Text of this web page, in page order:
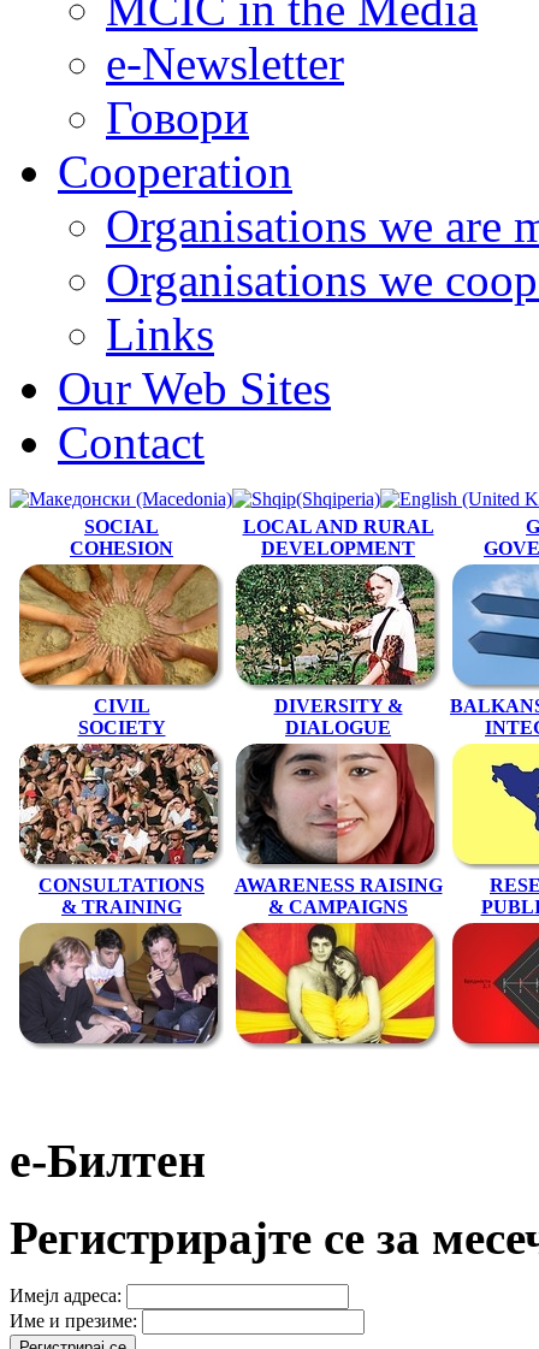
e-Newsletter
Говори
Cooperation
Organisations we are
Organisations we
Links
Our Web Sites
Contact
SOCIAL
COHESION
LOCAL AND RURAL
DEVELOPMENT
CIVIL
SOCIETY
DIVERSITY &
DIALOGUE
CONSULTATIONS
& TRAINING
AWARENESS RAISING
& CAMPAIGNS
е-Билтен
Регистрирајте се за
Имејл адреса:
Име и презиме: